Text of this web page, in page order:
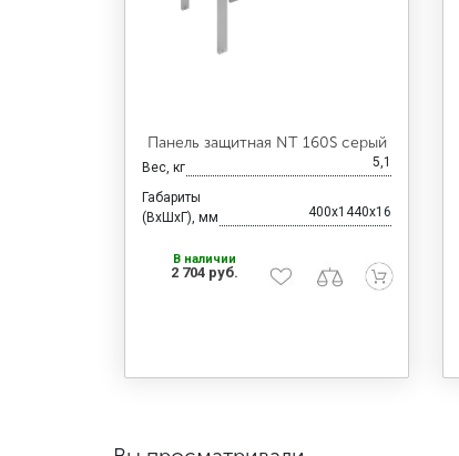
Панель защитная NT 160S серый
Вес, кг 5,1
Габариты
(ВхШхГ), мм
400x1440x16
В наличии
2 704 руб.